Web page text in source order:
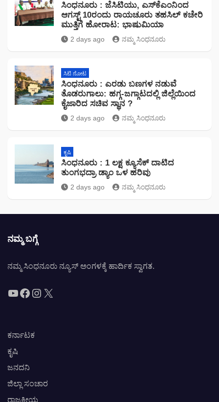
ಸಿಂಧನೂರು : ಜೆಸಿಟಿಯು, ಎಸ್‌ಕೆಎಂನಿಂದ
ಆಗಸ್ಟ್ 10ರಂದು ರಾಯಚೂರು ತಹಸಿಲ್ ಕಚೇರಿ
ಮುತ್ತಿಗೆ ಹೋರಾಟ: ಭಾಷುಮಿಯಾ
2 days ago ನಮ್ಮ ಸಿಂಧನೂರು
ಸಿಟಿ ನೋಟ
ಸಿಂಧನೂರು : ಎರಡು ಬಣಗಳ ನಡುವೆ
ತೊಡರುಗಾಲು: ಹಗ್ಗ-ಜಗ್ಗಾಟದಲ್ಲಿ ಜಿಲ್ಲೆಯಿಂದ
ಕೈಜಾರಿದ ಸಚಿವ ಸ್ಥಾನ ?
2 days ago ನಮ್ಮ ಸಿಂಧನೂರು
ಕೃಷಿ
ಸಿಂಧನೂರು : 1 ಲಕ್ಷ ಕ್ಯೂಸೆಕ್ ದಾಟಿದ
ತುಂಗಭದ್ರಾ ಡ್ಯಾಂ ಒಳ ಹರಿವು
2 days ago ನಮ್ಮ ಸಿಂಧನೂರು
ನಮ್ಮ ಬಗ್ಗೆ
ನಮ್ಮ ಸಿಂಧನೂರು ನ್ಯೂಸ್ ಅಂಗಳಕ್ಕೆ ಹಾರ್ದಿಕ ಸ್ವಾಗತ.
YouTube
Facebook
Instagram
X
ಕರ್ನಾಟಕ
ಕೃಷಿ
ಜನದನಿ
ಜಿಲ್ಲಾ ಸಂಚಾರ
ರಾಜಕೀಯ